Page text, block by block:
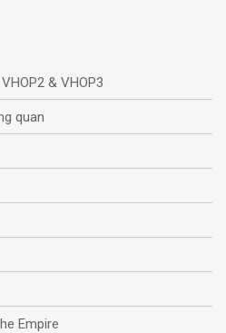
& VHOP3
quan
Empire